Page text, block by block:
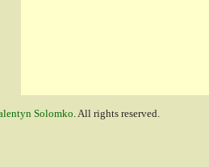
Solomko. All rights reserved.